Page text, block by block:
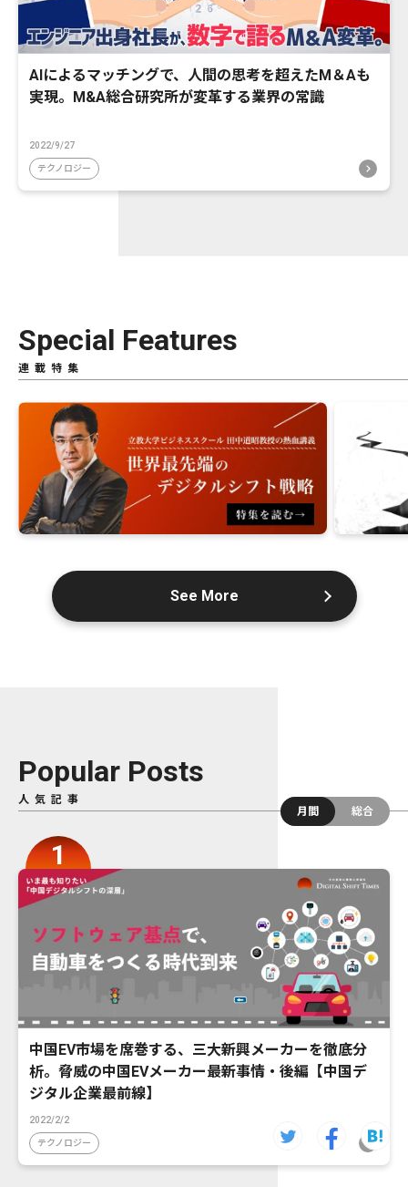
AIによるマッチングで、人間の思考を超えたM＆Aも
実現。M&A総合研究所が変革する業界の常識
2022/9/27
テクノロジー
Special Features
連載特集
See More
Popular Posts
人気記事
月間
総合
中国EV市場を席巻する、三大新興メーカーを徹底分
析。脅威の中国EVメーカー最新事情・後編【中国デ
ジタル企業最前線】
2022/2/2
テクノロジー